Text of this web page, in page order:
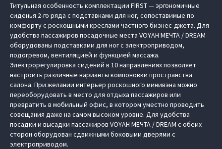
Титульная особенность комплектации FIRST — эргономичные
сиденья 2-го ряда с подставками для ног, сопоставимые по
комфорту с роскошными креслами частного бизнес-джета. Для
удобства пассажиров посадочные места VOYAH МЕЧТА / DREAM
оборудованы подставками для ног с электроприводом,
подогревом, вентиляцией и функцией массажа.
Электрорегулировка сидений в 10 направлениях позволяет
настроить различные варианты компоновки пространства
салона. При желании интерьер роскошного минивэна можно
переоборудовать в место для отдыха пассажиров или
превратить в мобильный офис, в котором уместно проводить
совещания даже на самом высоком уровне. Для удобства
посадки и высадки пассажиров VOYAH МЕЧТА / DREAM с обеих
сторон оборудован сдвижными боковыми дверями с
электроприводом.